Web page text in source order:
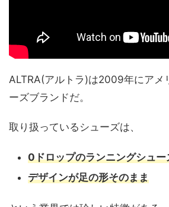
ALTRA(アルトラ)は2009年にアメ
ーズブランドだ。
取り扱っているシューズは、
0ドロップのランニングシュー
デザインが足の形そのまま